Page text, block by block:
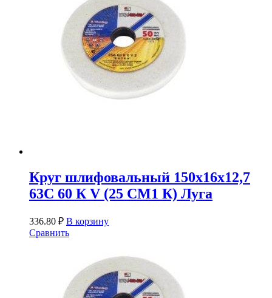
Круг шлифовальный 150х16х12,7
63С 60 К V (25 СМ1 К) Луга
336.80 ₽ В корзину
Сравнить